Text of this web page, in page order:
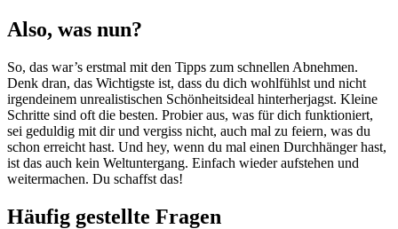
Also, was nun?
So, das war’s erstmal mit den Tipps zum schnellen Abnehmen.
Denk dran, das Wichtigste ist, dass du dich wohlfühlst und nicht
irgendeinem unrealistischen Schönheitsideal hinterherjagst. Kleine
Schritte sind oft die besten. Probier aus, was für dich funktioniert,
sei geduldig mit dir und vergiss nicht, auch mal zu feiern, was du
schon erreicht hast. Und hey, wenn du mal einen Durchhänger hast,
ist das auch kein Weltuntergang. Einfach wieder aufstehen und
weitermachen. Du schaffst das!
Häufig gestellte Fragen